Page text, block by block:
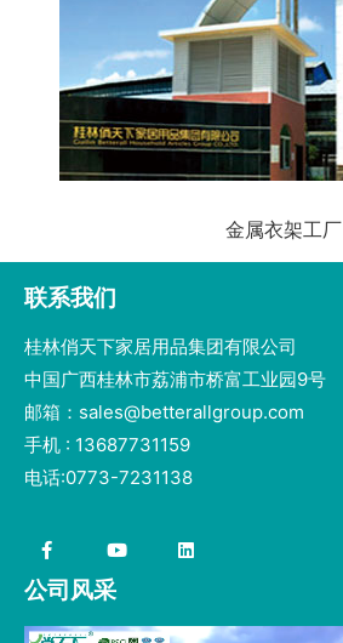
金属衣架工厂
联系我们
桂林俏天下家居用品集团有限公司
中国广西桂林市荔浦市桥富工业园9号
邮箱：sales@betterallgroup.com
手机 : 13687731159
电话:0773-7231138
公司风采